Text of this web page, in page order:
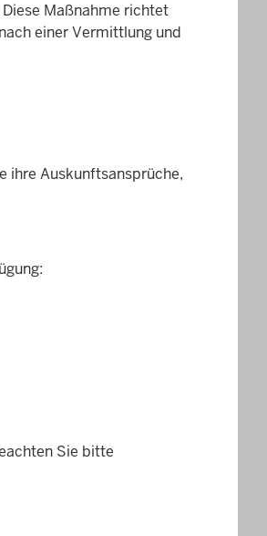
Maßnahme richtet
einer Vermittlung und
ihre Aus­kunfts­ansprüche,
Sie bitte